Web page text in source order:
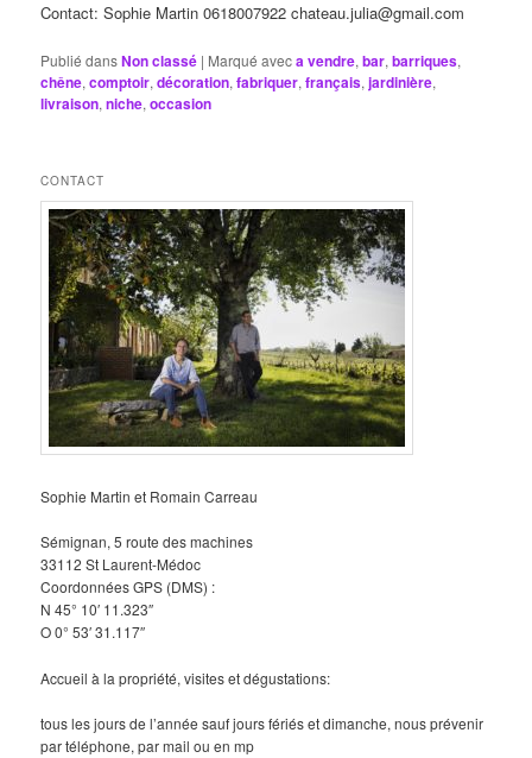
Contact: Sophie Martin 0618007922 chateau.julia@gmail.com
Publié dansNon classé | Marqué aveca vendre,bar,barriques,
chêne,comptoir,décoration,fabriquer,français,jardinière,
livraison,niche,occasion
CONTACT
Sophie Martin et Romain Carreau
Sémignan, 5 route des machines
33112 St Laurent-Médoc
Coordonnées GPS (DMS) :
N 45° 10′ 11.323″
O 0° 53′ 31.117″
Accueil à la propriété, visites et dégustations:
tous les jours de l’année sauf jours fériés et dimanche, nous prévenir
par téléphone, par mail ou en mp